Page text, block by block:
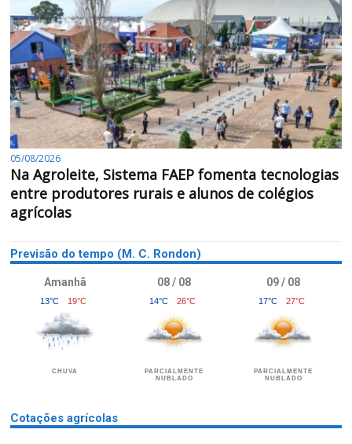
05/08/2026
Na Agroleite, Sistema FAEP fomenta tecnologias
entre produtores rurais e alunos de colégios
agrícolas
Previsão do tempo (M. C. Rondon)
Amanhã
13°C 19°C
CHUVA
08 / 08
14°C 26°C
PARCIALMENTE
NUBLADO
09 / 08
17°C 27°C
PARCIALMENTE
NUBLADO
Cotações agrícolas